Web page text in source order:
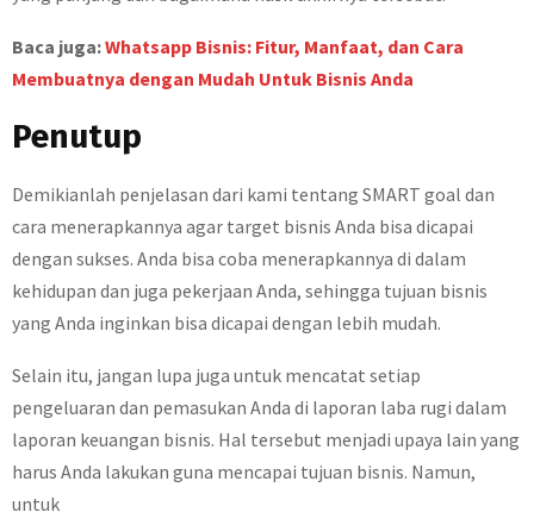
Baca juga:Whatsapp Bisnis: Fitur, Manfaat, dan Cara
Membuatnya dengan Mudah Untuk Bisnis Anda
Penutup
Demikianlah penjelasan dari kami tentang SMART goal dan
cara menerapkannya agar target bisnis Anda bisa dicapai
dengan sukses. Anda bisa coba menerapkannya di dalam
kehidupan dan juga pekerjaan Anda, sehingga tujuan bisnis
yang Anda inginkan bisa dicapai dengan lebih mudah.
Selain itu, jangan lupa juga untuk mencatat setiap
pengeluaran dan pemasukan Anda di laporan laba rugi dalam
laporan keuangan bisnis. Hal tersebut menjadi upaya lain yang
harus Anda lakukan guna mencapai tujuan bisnis. Namun,
untuk